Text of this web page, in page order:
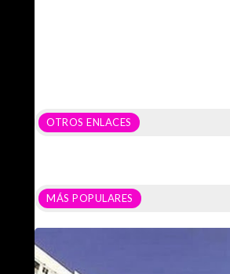
OTROS ENLACES
MÁS POPULARES